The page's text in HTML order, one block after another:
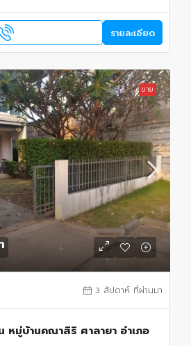
รายละเอียด
ขาย
3 สัปดาห์ ที่ผ่านมา
หมู่บ้านคณาสิริ ศาลายา อำเภอ